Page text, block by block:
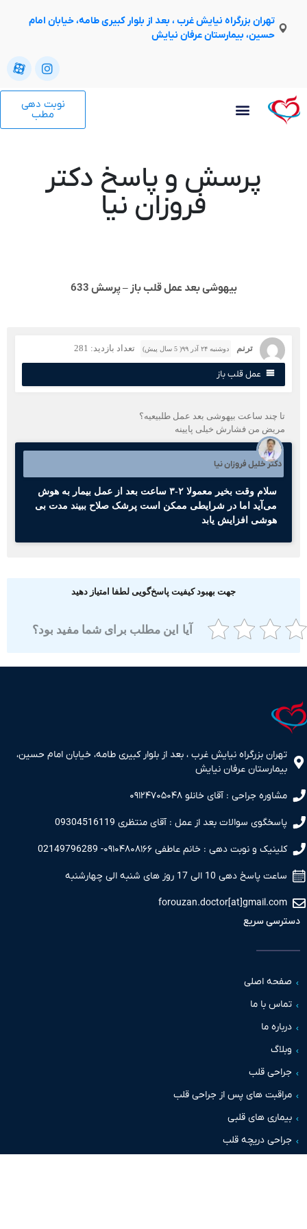
تهران بزرگراه نیایش غرب ، بعد از بلوار کبیری طامه، خیابان امام
حسین، بیمارستان عرفان نیایش
نوبت دهی
پرسش و پاسخ دکتر
فروزان نیا
بیهوشی بعد عمل قلب باز – پرسش 633
ترنم دوشنبه ۲۴ آذر ۹۹( 5 سال پیش) تعداد بازدید: 281
عمل قلب باز
چند ساعت بیهوشی بعد عمل طلبیعیه؟
من فشارش خیلی پایینه
دکتر خلیل فروزان نیا
سلام وقت بخیر معمولا ۲-۳ ساعت بعد از عمل بیمار به هوش
می‌آید اما در شرایطی ممکن است پرشک صلاح ببیند مدت بی
هوشی افزایش یابد
جهت بهبود کیفیت پاسخ‌گویی لطفا امتیاز دهید
آیا این مطلب برای شما مفید بود؟
بزرگراه نیایش غرب ، بعد از بلوار کبیری طامه، خیابان امام حسین،
عرفان نیایش
جراحی : آقای خانلو ۰۹۱۲۴۷۰۵۰۴۸
سوالات بعد از عمل : آقای منتظری 09304516119
و نوبت دهی : خانم عاطفی ۰۹۱۰۴۸۰۸۱۶۶- 02149796289
دهی 10 الی 17 روز های شنبه الی چهارشنبه
سریع
اصلی
با ما
ما
قلب
های پس از جراحی قلب
های قلبی
دریچه قلب